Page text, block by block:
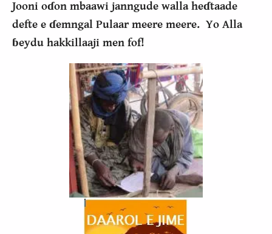
Jooni oɗon mbaawi janngude walla heɗtaade
defte e ɗemngal Pulaar meere meere. Yo Alla
ɓeydu hakkillaaji men fof!